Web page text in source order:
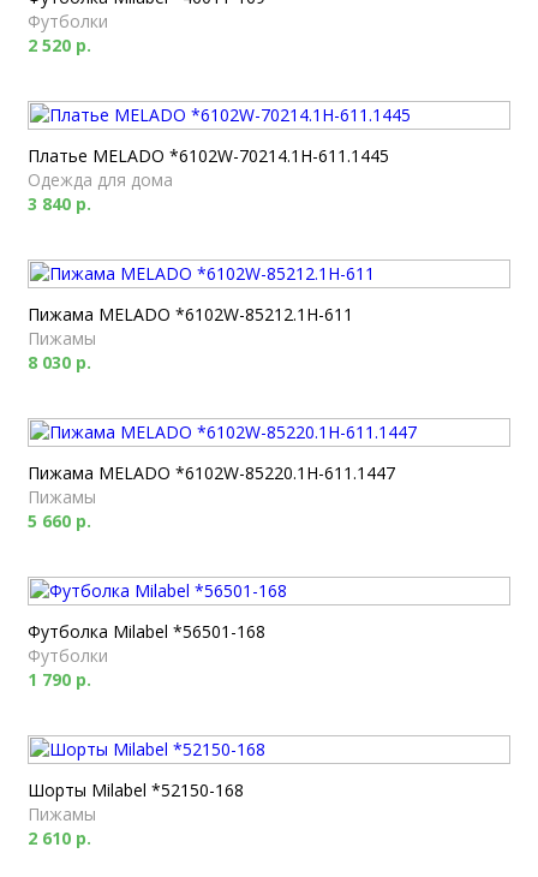
Футболки
2 520 р.
Платье MELADO *6102W-70214.1H-611.1445
Одежда для дома
3 840 р.
Пижама MELADO *6102W-85212.1H-611
Пижамы
8 030 р.
Пижама MELADO *6102W-85220.1H-611.1447
Пижамы
5 660 р.
Футболка Milabel *56501-168
Футболки
1 790 р.
Шорты Milabel *52150-168
Пижамы
2 610 р.